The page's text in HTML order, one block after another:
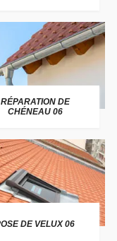
RÉPARATION DE
CHÉNEAU 06
DE VELUX 06